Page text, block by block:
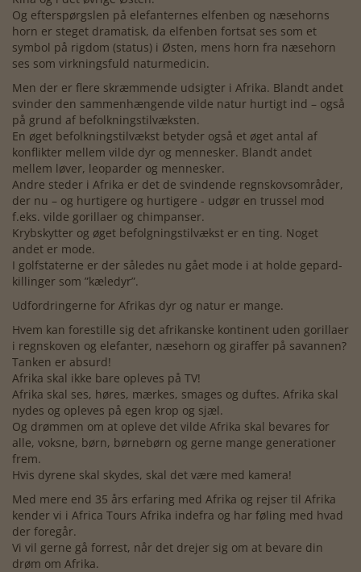
Og efterspørgslen på elefanternes elfenben og næsehorns
horn er steget dramatisk, da elfenben fortsat ses som et
symbol på rigdom (status) i Østen, mens horn fra næsehorn
ses som virkningsfuld naturmedicin.
Men der er flere skræmmende udsigter i Afrika. Blandt andet
svinder den sammenhængende vilde natur hurtigt ind – også
på grund af befolkningstilvæksten.
En øget befolkningstilvækst betyder også et øget antal af
konflikter mellem vilde dyr og mennesker. Blandt andet
mellem løver, leoparder og mennesker.
Andre steder i Afrika er det de svindende regnskovsområder,
der nu – og hurtigere og hurtigere - udgør en trussel mod
f.eks. vilde gorillaer og chimpanser.
Krybskytter og øget befolgningstilvækst er en ting. Noget
andet er mode.
I golfstaterne er der således nu gået mode i at holde gepard-
killinger som ”kæledyr”.
Udfordringerne for Afrikas dyr og natur er mange.
Hvem kan forestille sig det afrikanske kontinent uden gorillaer
i regnskoven og elefanter, næsehorn og giraffer på savannen?
Tanken er absurd!
Afrika skal ikke bare opleves på TV!
Afrika skal ses, høres, mærkes, smages og duftes. Afrika skal
nydes og opleves på egen krop og sjæl.
Og drømmen om at opleve det vilde Afrika skal bevares for
alle, voksne, børn, børnebørn og gerne mange generationer
frem.
Hvis dyrene skal skydes, skal det være med kamera!
Med mere end 35 års erfaring med Afrika og rejser til Afrika
kender vi i Africa Tours Afrika indefra og har føling med hvad
der foregår.
Vi vil gerne gå forrest, når det drejer sig om at bevare din
drøm om Afrika.